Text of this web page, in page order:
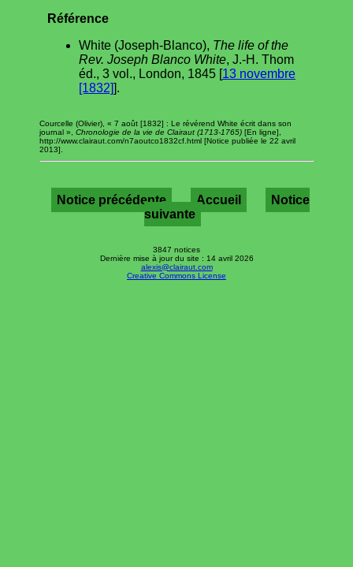
Référence
White (Joseph-Blanco), The life of the
Rev. Joseph Blanco White, J.-H. Thom
éd., 3 vol., London, 1845 [13 novembre
[1832]].
Courcelle (Olivier), « 7 août [1832] : Le révérend White écrit dans son
journal », Chronologie de la vie de Clairaut (1713-1765) [En ligne],
http://www.clairaut.com/n7aoutco1832cf.html [Notice publiée le 22 avril
2013].
Notice précédente Accueil
Notice
suivante
3847 notices
Dernière mise à jour du site : 14 avril 2026
alexis@clairaut.com
Creative Commons License